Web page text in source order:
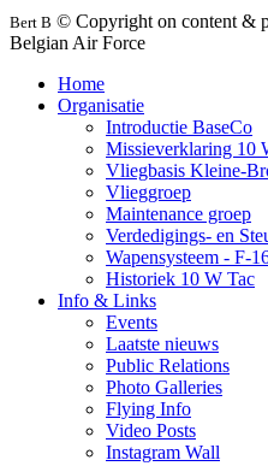
Bert B © Copyright on content &
Belgian Air Force
Home
Organisatie
Introductie BaseCo
Missieverklaring 10
Vliegbasis Kleine-
Vlieggroep
Maintenance groep
Verdedigings- en
Wapensysteem - F-
Historiek 10 W Tac
Info & Links
Events
Laatste nieuws
Public Relations
Photo Galleries
Flying Info
Video Posts
Instagram Wall